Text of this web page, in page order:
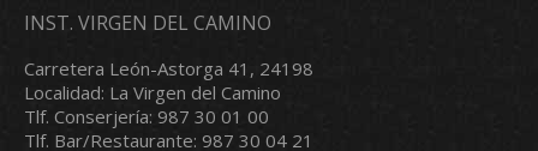
INST. VIRGEN DEL CAMINO
Carretera León-Astorga 41, 24198
Localidad: La Virgen del Camino
Tlf. Conserjería: 987 30 01 00
Tlf. Bar/Restaurante: 987 30 04 21